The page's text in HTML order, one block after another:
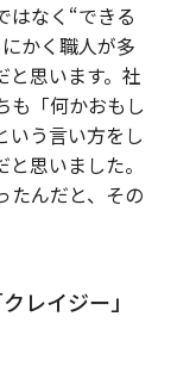
はなく“できる
かく職人が多
と思います。社
も「何かおもし
いう言い方をし
思いました。
たんだと、その
レイジー」